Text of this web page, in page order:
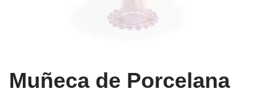
Muñeca de Porcelana